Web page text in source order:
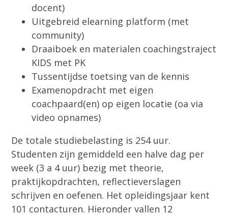
docent)
Uitgebreid elearning platform (met
community)
Draaiboek en materialen coachingstraject
KIDS met PK
Tussentijdse toetsing van de kennis
Examenopdracht met eigen
coachpaard(en) op eigen locatie (oa via
video opnames)
De totale studiebelasting is 254 uur.
Studenten zijn gemiddeld een halve dag per
week (3 a 4 uur) bezig met theorie,
praktijkopdrachten, reflectieverslagen
schrijven en oefenen. Het opleidingsjaar kent
101 contacturen. Hieronder vallen 12